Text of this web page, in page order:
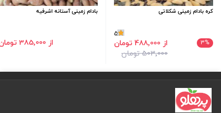
کره بادام زمینی شکلاتی
5
3%
503٬000 تومان
از 488٬000 تومان
بادام زمینی آستانه اشرفیه
از 385٬000 تومان